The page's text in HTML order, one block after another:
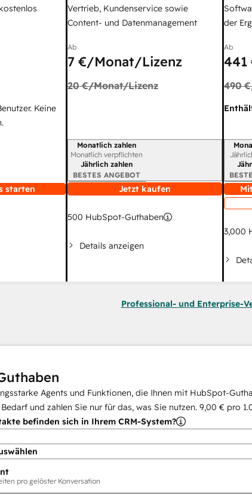
Keine
starten
Vertrieb, Kundenservice sowie
Content- und Datenmanagement
Ab
7 €/Monat/Lizenz
20 €/Monat/Lizenz
Abrechnungszeitraum
Monatlich zahlen
Monatlich verpflichten
Jährlich zahlen
BESTES ANGEBOT
Jetzt kaufen
500 HubSpot-Guthaben
Details anzeigen
der
Ab
441
490 €
3,000
Professional- und Enterprise-
Agents und Funktionen, die Ihnen mit HubSpot-
und zahlen Sie nur für das, was Sie nutzen. 9,00 € pro
befinden sich in Ihrem CRM-System?
pro gelöster Konversation